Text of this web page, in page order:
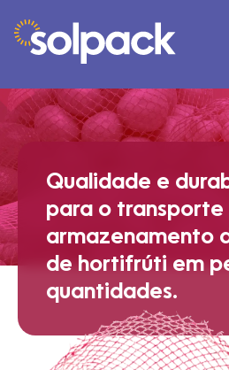
Qualidade e
para o transporte
armazenamento
de hortifrúti em
quantidades.